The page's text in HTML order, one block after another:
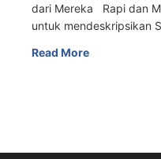
dari Mereka Rapi dan
untuk mendeskripsikan
Read More